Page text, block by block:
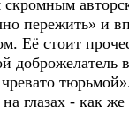
пережить» и
Её стоит
глазах - как